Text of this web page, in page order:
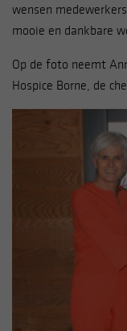
wensen
mooie en dankbare
Op de foto neemt
Hospice Borne, de